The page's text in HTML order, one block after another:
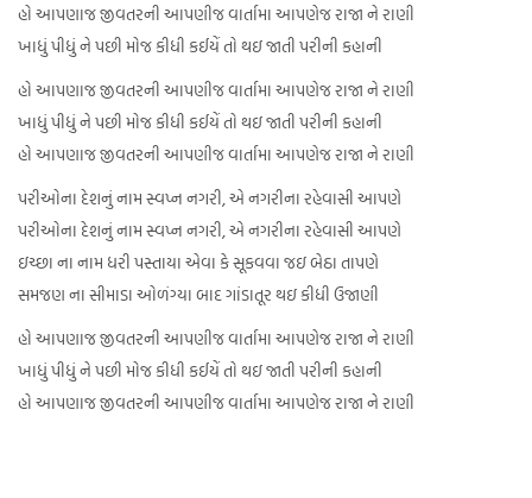
હો આપણાજ જીવતરની આપણીજ વાર્તામા આપણેજ રાજા ને રાણી
ખાધું પીધું ને પછી મોજ કીધી કઈયેં તો થઇ જાતી પરીની કહાની
હો આપણાજ જીવતરની આપણીજ વાર્તામા આપણેજ રાજા ને રાણી
ખાધું પીધું ને પછી મોજ કીધી કઈયેં તો થઇ જાતી પરીની કહાની
હો આપણાજ જીવતરની આપણીજ વાર્તામા આપણેજ રાજા ને રાણી
પરીઓના દેશનું નામ સ્વપ્ન નગરી, એ નગરીના રહેવાસી આપણે
પરીઓના દેશનું નામ સ્વપ્ન નગરી, એ નગરીના રહેવાસી આપણે
ઇચ્છા ના નામ ધરી પસ્તાયા એવા કે સૂકવવા જઇ બેઠા તાપણે
સમજણ ના સીમાડા ઓળંગ્યા બાદ ગાંડાતૂર થઇ કીધી ઉજાણી
હો આપણાજ જીવતરની આપણીજ વાર્તામા આપણેજ રાજા ને રાણી
ખાધું પીધું ને પછી મોજ કીધી કઈયેં તો થઇ જાતી પરીની કહાની
હો આપણાજ જીવતરની આપણીજ વાર્તામા આપણેજ રાજા ને રાણી